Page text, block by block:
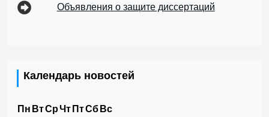
Объявления о защите диссертаций
Календарь новостей
Пн ВтСрЧт ПтСб Вс